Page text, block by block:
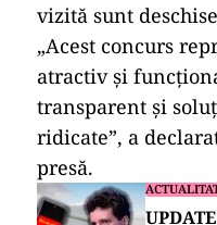
vizită sunt
„Acest concurs
atractiv și
transparent și
ridicate”, a
presă.